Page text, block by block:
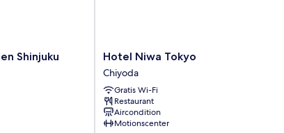
Shinjuku
Hotel
Niwa
Tokyo
Chiyoda
Hotel Niwa Tokyo
Chiyoda
Gratis Wi-Fi
Restaurant
Aircondition
Motionscenter